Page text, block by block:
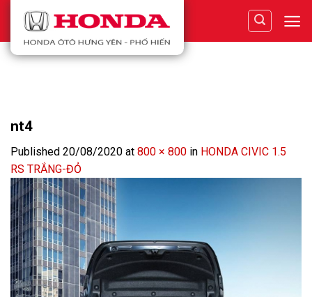
content
nt4
Published 20/08/2020 at 800 × 800 in HONDA CIVIC 1.5
RS TRẮNG-ĐỎ